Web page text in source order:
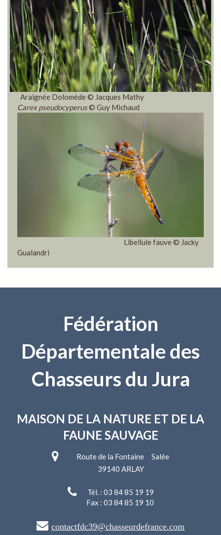
Araignée Dolomède © Jacques Mathy
Carex pseudocyperus© Guy Michaud
Libellule fauve © Jacky
Gualandri
Fédération
Départementale des
Chasseurs du Jura
MAISON DE LA NATURE ET DE LA
FAUNE SAUVAGE
Route de la Fontaine Salée
39140 ARLAY
Tél. : 03 84 85 19 19
Fax : 03 84 85 19 10
contactfdc39@chasseurdefrance.com